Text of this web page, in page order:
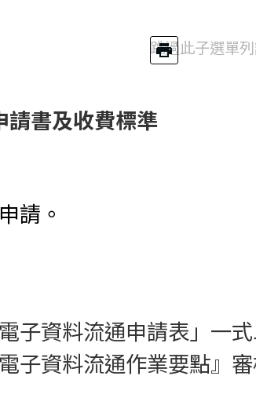
跳過此子選單
請書及收費標準
請。
子資料流通申請表」一
子資料流通作業要點』